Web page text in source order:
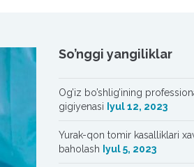
So’nggi yangiliklar
Og’iz bo’shlig’ining
gigiyenasi Iyul 12, 2023
Yurak-qon tomir kasalliklari
baholash Iyul 5, 2023